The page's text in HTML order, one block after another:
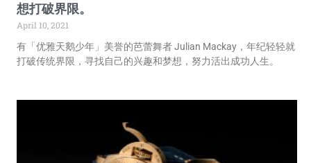
想打破界限。
April 10, 2021
有「优雅天鹅少年」美誉的芭蕾舞者 Julian Mackay，年纪轻轻就
打破传统界限，寻找自己的兴趣和梦想，努力活出成功人生。